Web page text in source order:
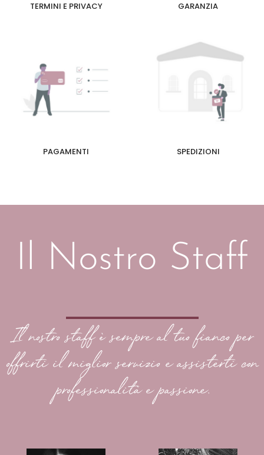
TERMINI E PRIVACY GARANZIA
PAGAMENTI SPEDIZIONI
Il Nostro Staff
Il nostro staff è sempre al tuo fianco per
offrirti il miglior servizio e assisterti con
professionalità e passione.